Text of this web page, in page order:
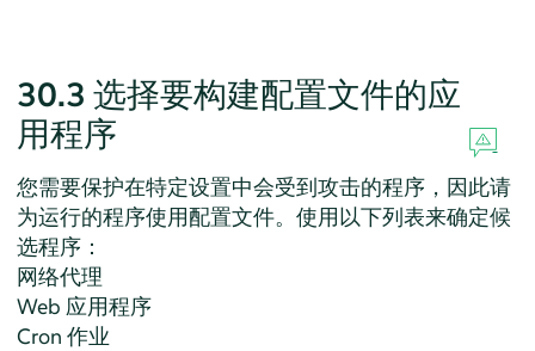
30.3 选择要构建配置文件的应
用程序
您需要保护在特定设置中会受到攻击的程序，因此请
为运行的程序使用配置文件。使用以下列表来确定候
选程序：
网络代理
Web 应用程序
Cron 作业